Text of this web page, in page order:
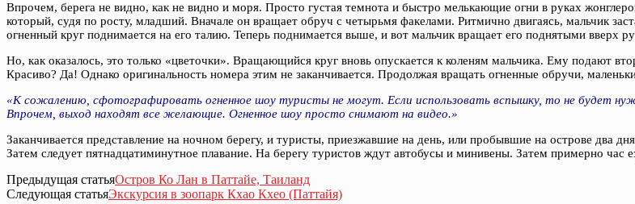
Впрочем, берега не видно, как не видно и моря. Просто густая темнота и быстро мелькающие огни в руках
который, судя по росту, младший. Вначале он вращает обруч с четырьмя факелами. Ритмично двигаясь, мальчик
огненный круг поднимается на его талию. Теперь поднимается выше, и вот мальчик вращает его поднятыми вверх
Но, как оказалось, это только «цветочки». Вращающийся круг вновь опускается к коленям мальчика. Ему подают
Красиво? Да! Однако оригинальность номера этим не заканчивается. Продолжая вращать огненные обручи,
«К сожалению, сфотографировать огненное шоу туристы не могут. Если использовать вспышку, то не будет
Впрочем, выход находят все желающие. Огненное шоу просто снимают на видео.»
Заканчивается представление на ночном берегу, и туристы, приезжавшие на день, или пробывшие на острове два
Затем следует пятнадцатиминутное плавание. На берегу туристов ждут автобусы и минивены. Затем примерно час
Предыдущая статьяОстров Ко Лан в Паттайе, Таиланд
Следующая статьяЭкскурсия в зоопарк Кхао Кхео (Паттайя)